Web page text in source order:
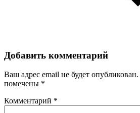
Добавить комментарий
Ваш адрес email не будет опубликован.
помечены *
Комментарий *